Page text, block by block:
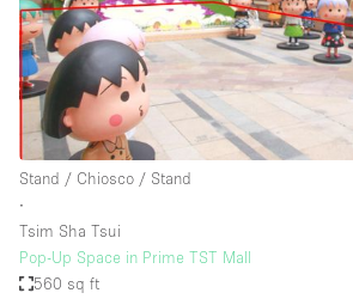
Stand / Chiosco / Stand
∙
Tsim Sha Tsui
Pop-Up Space in Prime TST Mall
560 sq ft